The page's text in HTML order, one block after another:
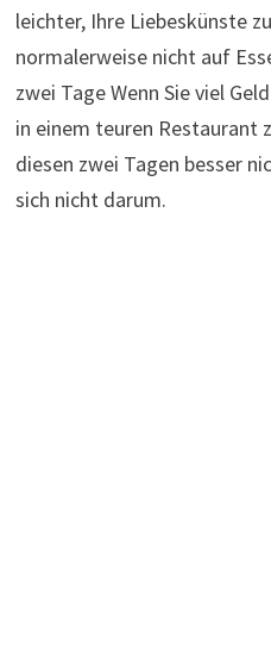
leichter, Ihre Liebeskünste
normalerweise nicht auf
zwei Tage Wenn Sie viel
in einem teuren Restaurant
diesen zwei Tagen besser
sich nicht darum.